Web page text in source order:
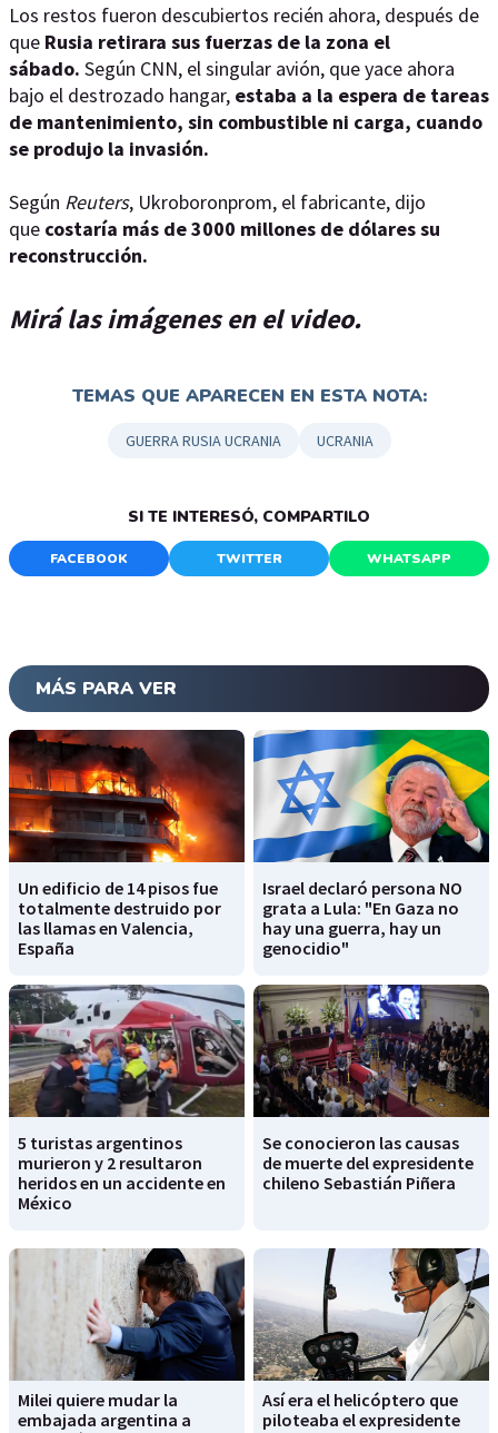
Los restos fueron descubiertos recién ahora, después de
que Rusia retirara sus fuerzas de la zona el
sábado. Según CNN, el singular avión, que yace ahora
bajo el destrozado hangar, estaba a la espera de tareas
de mantenimiento, sin combustible ni carga, cuando
se produjo la invasión.
Según Reuters, Ukroboronprom, el fabricante, dijo
que costaría más de 3000 millones de dólares su
reconstrucción.
Mirá las imágenes en el video.
TEMAS QUE APARECEN EN ESTA NOTA:
GUERRA RUSIA UCRANIA UCRANIA
SI TE INTERESÓ, COMPARTILO
FACEBOOK TWITTER WHATSAPP
MÁS PARA VER
Un edificio de 14 pisos fue
totalmente destruido por
las llamas en Valencia,
España
Israel declaró persona NO
grata a Lula: "En Gaza no
hay una guerra, hay un
genocidio"
5 turistas argentinos
murieron y 2 resultaron
heridos en un accidente en
México
Se conocieron las causas
de muerte del expresidente
chileno Sebastián Piñera
Milei quiere mudar la
embajada argentina a
Así era el helicóptero que
piloteaba el expresidente